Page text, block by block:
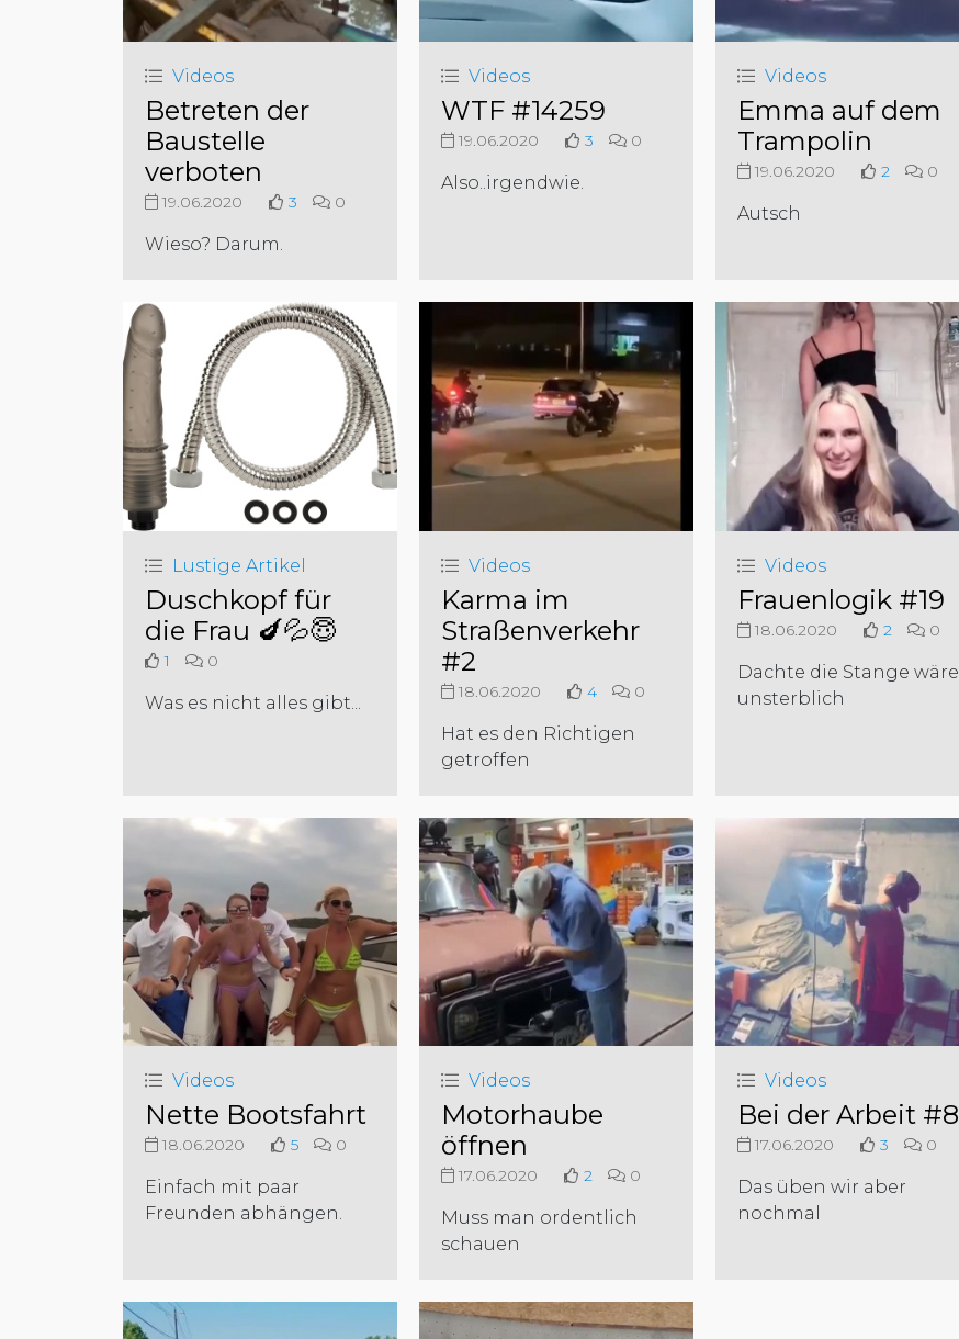
Videos
Betreten der
Baustelle
verboten
19.06.2020 3 0
Wieso? Darum.
Videos
WTF #14259
19.06.2020 3 0
Also..irgendwie.
Videos
Emma auf dem
Trampolin
19.06.2020 2 0
Autsch
Lustige Artikel
Duschkopf für
die Frau 🍆💦😇
1 0
Was es nicht alles gibt...
Videos
Karma im
Straßenverkehr
#2
18.06.2020 4 0
Hat es den Richtigen
getroffen
Videos
Frauenlogik #19
18.06.2020 2 0
Dachte die Stange wäre
unsterblich
Videos
Nette Bootsfahrt
18.06.2020 5 0
Einfach mit paar
Freunden abhängen.
Videos
Motorhaube
öffnen
17.06.2020 2 0
Muss man ordentlich
schauen
Videos
Bei der Arbeit #8
17.06.2020 3 0
Das üben wir aber
nochmal